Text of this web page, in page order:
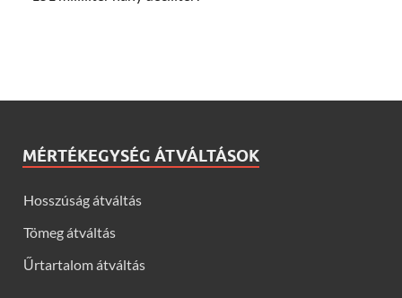
MÉRTÉKEGYSÉG ÁTVÁLTÁSOK
Hosszúság átváltás
Tömeg átváltás
Űrtartalom átváltás